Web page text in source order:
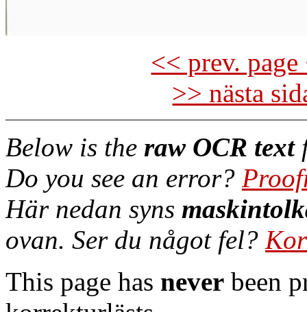
<< prev.
>> nästa
Below is the raw OCR text
Do you see an error?
Här nedan syns
ovan. Ser du något fel?
This page has never been